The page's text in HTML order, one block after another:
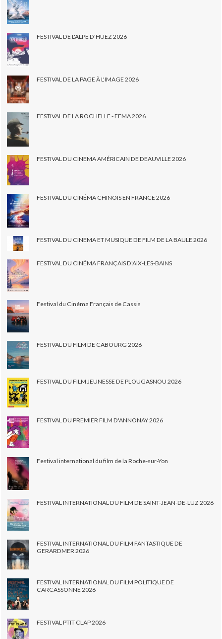
FESTIVAL DE L'ALPE D'HUEZ 2026
FESTIVAL DE LA PAGE À L'IMAGE 2026
FESTIVAL DE LA ROCHELLE - FEMA 2026
FESTIVAL DU CINEMA AMÉRICAIN DE DEAUVILLE 2026
FESTIVAL DU CINÉMA CHINOIS EN FRANCE 2026
FESTIVAL DU CINEMA ET MUSIQUE DE FILM DE LA BAULE 2026
FESTIVAL DU CINÉMA FRANÇAIS D'AIX-LES-BAINS
Festival du Cinéma Français de Cassis
FESTIVAL DU FILM DE CABOURG 2026
FESTIVAL DU FILM JEUNESSE DE PLOUGASNOU 2026
FESTIVAL DU PREMIER FILM D'ANNONAY 2026
Festival international du film de la Roche-sur-Yon
FESTIVAL INTERNATIONAL DU FILM DE SAINT-JEAN-DE-LUZ 2026
FESTIVAL INTERNATIONAL DU FILM FANTASTIQUE DE
GERARDMER 2026
FESTIVAL INTERNATIONAL DU FILM POLITIQUE DE
CARCASSONNE 2026
FESTIVAL PTIT CLAP 2026